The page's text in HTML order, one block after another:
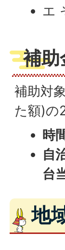
エ
補助
補助対
た額)の
時
自
台
地